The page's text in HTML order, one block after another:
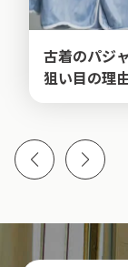
古着のパジ
狙い目の理